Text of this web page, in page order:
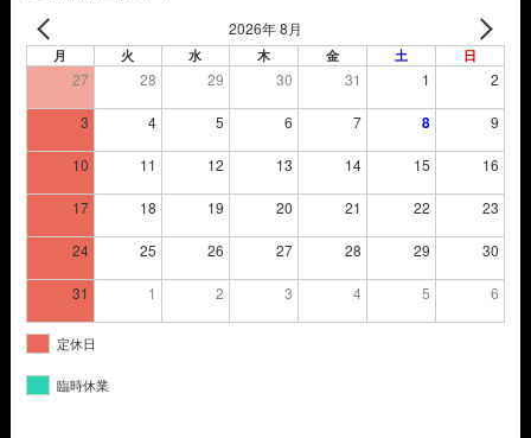
2026年 8月
月 火 水 木 金 土 日
27 28 29 30 31 1 2
3 4 5 6 7 8 9
10 11 12 13 14 15 16
17 18 19 20 21 22 23
24 25 26 27 28 29 30
31 1 2 3 4 5 6
定休日
臨時休業